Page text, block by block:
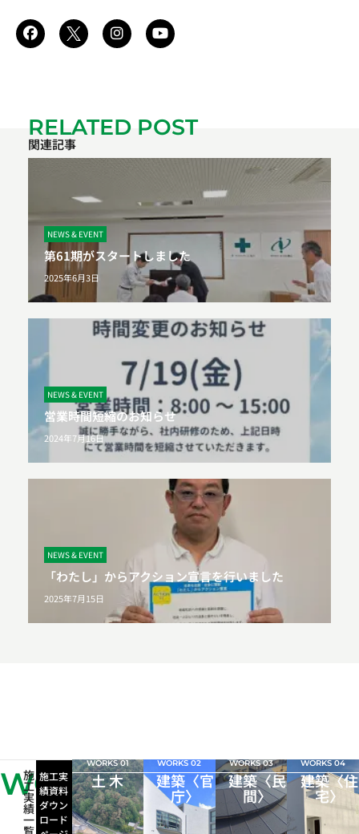
RELATED POST
関連記事
NEWS & EVENT
第61期がスタートしました
2025年6月3日
NEWS & EVENT
営業時間短縮のお知らせ
2024年7月16日
NEWS & EVENT
「わたし」からアクション宣言を行いました
2025年7月15日
WORKS
施
工
実
績
一
覧
施工実
績資料
ダウン
ロード
WORKS 01
土 木
WORKS 02
建築〈官
庁〉
WORKS 03
建築〈民
間〉
WORKS 04
建築〈住
宅〉